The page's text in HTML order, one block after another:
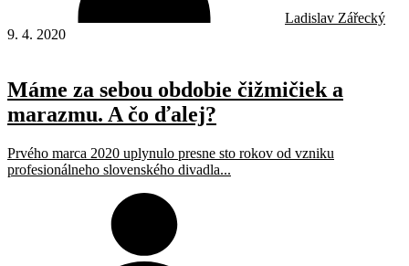
Ladislav Zářecký
9. 4. 2020
Máme za sebou obdobie čižmičiek a
marazmu. A čo ďalej?
Prvého marca 2020 uplynulo presne sto rokov od vzniku
profesionálneho slovenského divadla...